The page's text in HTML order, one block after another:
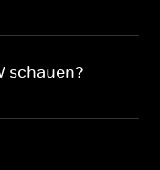
schauen?